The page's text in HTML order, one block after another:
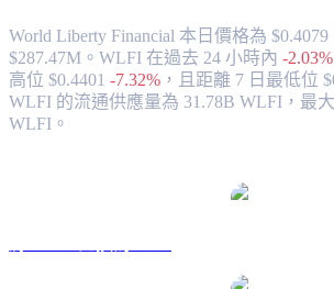
World Liberty Financial 本日價格為
$287.47M。WLFI 在過去 24 小時內 -2.03%
高位 $0.4401 -7.32% ， 且距離 7 日最低位
WLFI 的流通供應量為 31.78B WLFI，最
WLFI。